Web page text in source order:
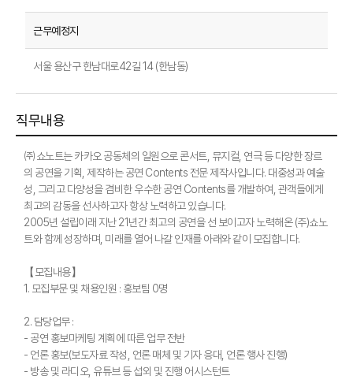
서울 용산구 한남대로42길 14 (한남동)
직무내용
㈜쇼노트는 카카오 공동체의 일원으로 콘서트, 뮤지컬, 연극 등 다양한 장르
의 공연을 기획, 제작하는 공연 Contents 전문 제작사입니다. 대중성과 예술
성, 그리고 다양성을 겸비한 우수한 공연 Contents를 개발하여, 관객들에게
최고의 감동을 선사하고자 항상 노력하고 있습니다.
2005년 설립이래 지난 21년간 최고의 공연을 선 보이고자 노력해온 (주)쇼노
트와 함께 성장하며, 미래를 열어 나갈 인재를 아래와 같이 모집합니다.
【모집내용】
1. 모집부문 및 채용인원 : 홍보팀 0명
2. 담당업무 :
- 공연 홍보마케팅 계획에 따른 업무 전반
- 언론 홍보(보도자료 작성, 언론 매체 및 기자 응대, 언론 행사 진행)
- 방송 및 라디오, 유튜브 등 섭외 및 진행 어시스턴트